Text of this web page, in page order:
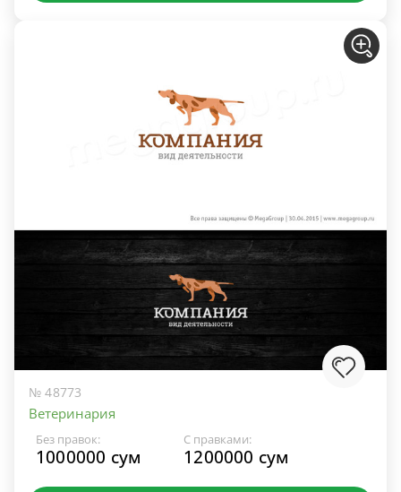
№ 48773
Ветеринария
Без правок:
1000000 сум
С правками:
1200000 сум